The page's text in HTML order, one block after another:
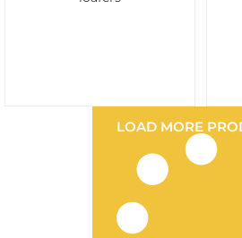
LOAD MORE